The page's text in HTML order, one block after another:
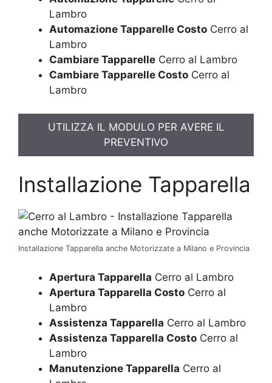
Lambro
Automazione Tapparelle Costo Cerro al
Lambro
Cambiare Tapparelle Cerro al Lambro
Cambiare Tapparelle Costo Cerro al
Lambro
UTILIZZA IL MODULO PER AVERE IL
PREVENTIVO
Installazione Tapparella
Installazione Tapparella anche Motorizzate a Milano e Provincia
Apertura Tapparella Cerro al Lambro
Apertura Tapparella Costo Cerro al
Lambro
Assistenza Tapparella Cerro al Lambro
Assistenza Tapparella Costo Cerro al
Lambro
Manutenzione Tapparella Cerro al